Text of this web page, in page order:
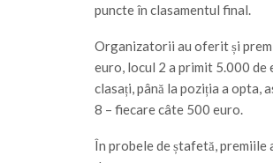
puncte în clasamentul final.
Organizatorii au oferit și
euro, locul 2 a primit 5.000 de
clasați, până la poziția a opta,
8 – fiecare câte 500 euro.
În probele de ștafetă, premiile